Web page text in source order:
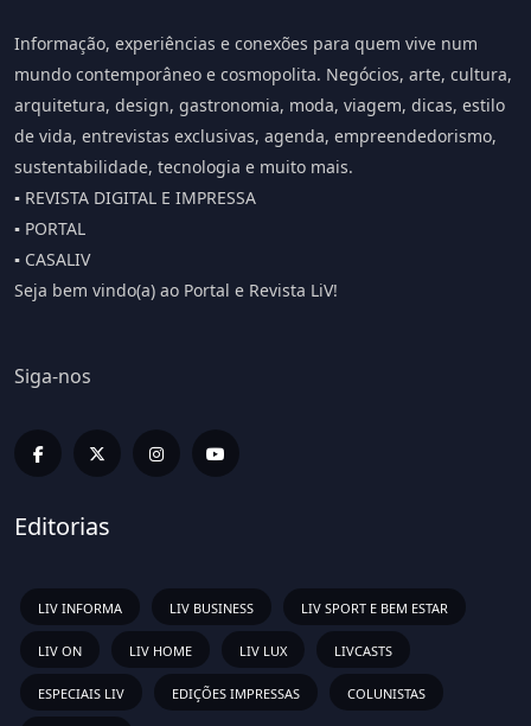
Informação, experiências e conexões para quem vive num
mundo contemporâneo e cosmopolita. Negócios, arte, cultura,
arquitetura, design, gastronomia, moda, viagem, dicas, estilo
de vida, entrevistas exclusivas, agenda, empreendedorismo,
sustentabilidade, tecnologia e muito mais.
▪️ REVISTA DIGITAL E IMPRESSA
▪️ PORTAL
▪️ CASALIV
Seja bem vindo(a) ao Portal e Revista LiV!
Siga-nos
Editorias
LIV INFORMA LIV BUSINESS LIV SPORT E BEM ESTAR
LIV ON LIV HOME LIV LUX LIVCASTS
ESPECIAIS LIV EDIÇÕES IMPRESSAS COLUNISTAS